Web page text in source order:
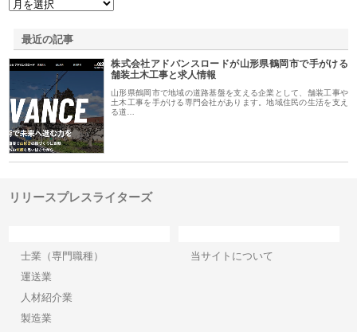
最近の記事
株式会社アドバンスロードが山形県鶴岡市で手がける
舗装土木工事と求人情報
山形県鶴岡市で地域の道路基盤を支える企業として、舗装工事や
土木工事を手がける専門会社があります。地域住民の生活を支え
る道…
リリースプレスライターズ
士業（専門職種）
運送業
人材紹介業
製造業
当サイトについて